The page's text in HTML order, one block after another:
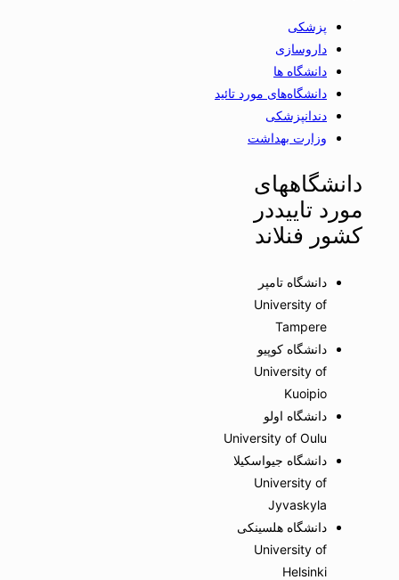
پزشکی
داروسازی
دانشگاه ها
دانشگاه‌های مورد تائید
دندانپزشکی
وزارت بهداشت
دانشگاههای
مورد تاییددر
کشور فنلاند
دانشگاه تامپر
University of
Tampere
دانشگاه کوپیو
University of
Kuoipio
دانشگاه اولو
University of Oulu
دانشگاه جیواسکیلا
University of
Jyvaskyla
دانشگاه هلسینکی
University of
Helsinki